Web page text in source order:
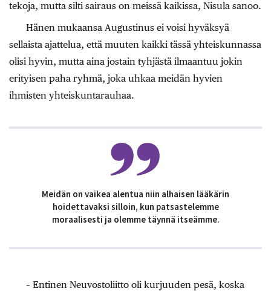
tekoja, mutta silti sairaus on meissä kaikissa, Nisula sanoo.
Hänen mukaansa Augustinus ei voisi hyväksyä
sellaista ajattelua, että muuten kaikki tässä yhteiskunnassa
olisi hyvin, mutta aina jostain tyhjästä ilmaantuu jokin
erityisen paha ryhmä, joka uhkaa meidän hyvien
ihmisten yhteiskuntarauhaa.
Meidän on vaikea alentua niin alhaisen lääkärin
hoidettavaksi silloin, kun patsastelemme
moraalisesti ja olemme täynnä itseämme.
– Entinen Neuvostoliitto oli kurjuuden pesä, koska